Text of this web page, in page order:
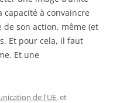
capacité à convaincre
de son action, même (et
Et pour cela, il faut
Et une
de l'UE, et